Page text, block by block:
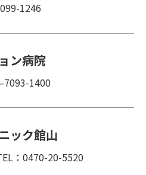
1246
ン病院
1400
ック館山
：0470-20-5520